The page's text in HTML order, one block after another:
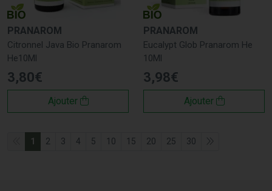
PRANAROM
Citronnel Java Bio Pranarom
He10Ml
3,80€
Ajouter
PRANAROM
Eucalypt Glob Pranarom He
10Ml
3,98€
Ajouter
1 2 3 4 5 10 15 20 25 30